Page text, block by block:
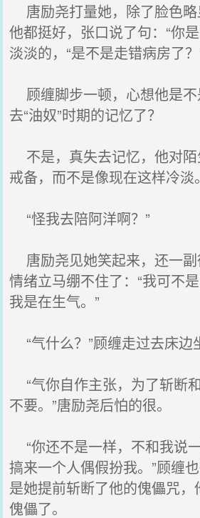
唐励尧打量她，除了脸色
他都挺好，张口说了句：“你
淡淡的，“是不是走错病房了？
顾缠脚步一顿，心想他是
去“油奴”时期的记忆了？
不是，真失去记忆，他对
戒备，而不是像现在这样冷淡。
“怪我去陪阿洋啊？”
唐励尧见她笑起来，还一副
情绪立马绷不住了：“我可不
我是在生气。”
“气什么？”顾缠走过去床边
“气你自作主张，为了斩断
不要。”唐励尧后怕的很。
“你还不是一样，不和我说
搞来一个人偶假扮我。”顾缠
是她提前斩断了他的傀儡咒
傀儡了。